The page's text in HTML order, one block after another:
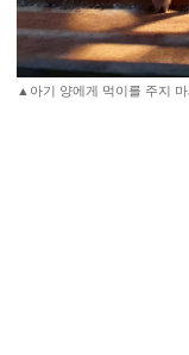
▲아기 양에게 먹이를 주지